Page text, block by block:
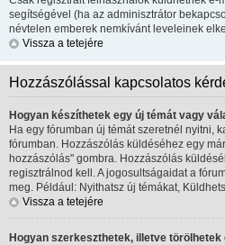
segítségével (ha az adminisztrátor
névtelen emberek nemkívánt leveleinek
Vissza a tetejére
Hozzászólással kapcsolatos
Hogyan készíthetek egy új témát vagy
Ha egy fórumban új témát szeretnél nyitni,
fórumban. Hozzászólás küldéséhez egy
hozzászólás" gombra. Hozzászólás
regisztrálnod kell. A jogosultságaidat a
meg. Például: Nyithatsz új témákat,
Vissza a tetejére
Hogyan szerkeszthetek, illetve törölhetek